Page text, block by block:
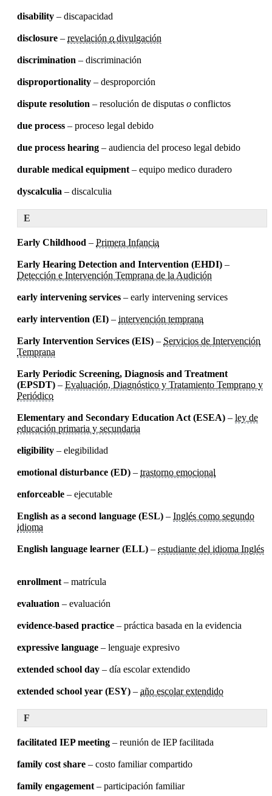
disability – discapacidad
disclosure – revelación o divulgación
discrimination – discriminación
disproportionality – desproporción
dispute resolution – resolución de disputas o conflictos
due process – proceso legal debido
due process hearing – audiencia del proceso legal debido
durable medical equipment – equipo medico duradero
dyscalculia – discalculia
E
Early Childhood – Primera Infancia
Early Hearing Detection and Intervention (EHDI) –
Detección e Intervención Temprana de la Audición
early intervening services – early intervening services
early intervention (EI) – intervención temprana
Early Intervention Services (EIS) – Servicios de Intervención
Temprana
Early Periodic Screening, Diagnosis and Treatment
(EPSDT) – Evaluación, Diagnóstico y Tratamiento Temprano y
Periódico
Elementary and Secondary Education Act (ESEA) – ley de
educación primaria y secundaria
eligibility – elegibilidad
emotional disturbance (ED) – trastorno emocional
enforceable – ejecutable
English as a second language (ESL) – Inglés como segundo
idioma
English language learner (ELL) – estudiante del idioma Inglés
enrollment – matrícula
evaluation – evaluación
evidence-based practice – práctica basada en la evidencia
expressive language – lenguaje expresivo
extended school day – día escolar extendido
extended school year (ESY) – año escolar extendido
F
facilitated IEP meeting – reunión de IEP facilitada
family cost share – costo familiar compartido
family engagement – participación familiar